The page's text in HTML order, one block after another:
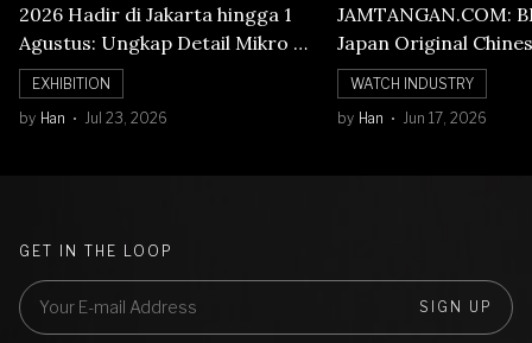
2026 Hadir di Jakarta hingga 1
Agustus: Ungkap Detail Mikro di
Balik Seni Watchmaking
EXHIBITION
by Han Jul 23, 2026
JAMTANGAN.COM:
Japan Original
Numerals Watch
WATCH INDUSTRY
by Han Jun 17, 2026
GET IN THE LOOP
SIGN UP